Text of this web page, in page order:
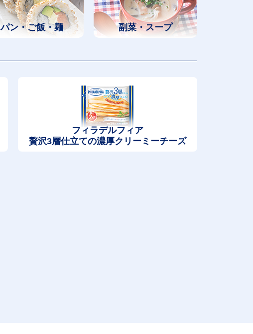
パン・ご飯・麺 副菜・スープ
フィラデルフィア
贅沢3層仕立ての濃厚クリーミーチーズ